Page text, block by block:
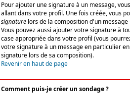
Pour ajouter une signature à un message,
allant dans votre profil. Une fois créée, vous
signature lors de la composition d'un
Vous pouvez aussi ajouter votre signature à
case appropriée dans votre profil (vous
votre signature à un message en particulier
signature lors de sa composition).
Revenir en haut de page
Comment puis-je créer un sondage ?